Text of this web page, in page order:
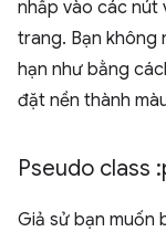
nhấp vào các nút
trang. Bạn không
hạn như bằng
đặt nền thành
Pseudo class
Giả sử bạn muốn